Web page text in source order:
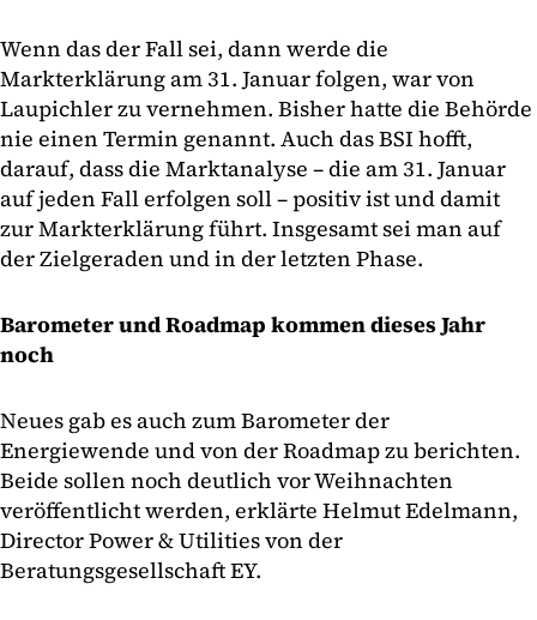
Wenn das der Fall sei, dann werde die
Markterklärung am 31. Januar folgen, war von
Laupichler zu vernehmen. Bisher hatte die Behörde
nie einen Termin genannt. Auch das BSI hofft,
darauf, dass die Marktanalyse – die am 31. Januar
auf jeden Fall erfolgen soll – positiv ist und damit
zur Markterklärung führt. Insgesamt sei man auf
der Zielgeraden und in der letzten Phase.
Barometer und Roadmap kommen dieses Jahr
noch
Neues gab es auch zum Barometer der
Energiewende und von der Roadmap zu berichten.
Beide sollen noch deutlich vor Weihnachten
veröffentlicht werden, erklärte Helmut Edelmann,
Director Power & Utilities von der
Beratungsgesellschaft EY.